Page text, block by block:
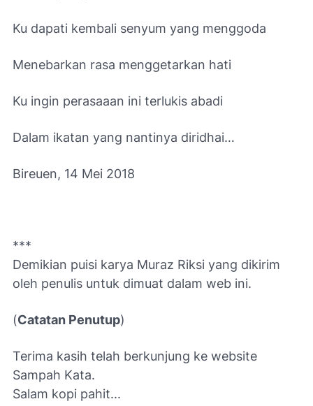
Ku dapati kembali senyum yang menggoda
Menebarkan rasa menggetarkan hati
Ku ingin perasaaan ini terlukis abadi
Dalam ikatan yang nantinya diridhai…
Bireuen, 14 Mei 2018
***
Demikian puisi karya Muraz Riksi yang dikirim
oleh penulis untuk dimuat dalam web ini.
(Catatan Penutup)
Terima kasih telah berkunjung ke website
Sampah Kata.
Salam kopi pahit...